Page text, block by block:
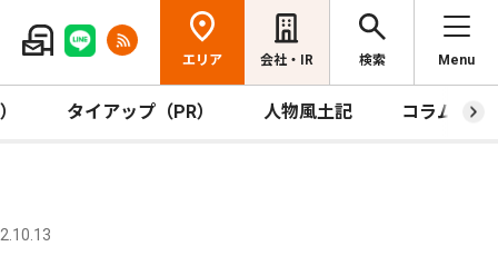
エリア 会社・IR 検索 Menu
タイアップ（PR） 人物風土記 コラム